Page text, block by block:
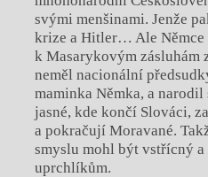
svými menšinami. Jenže
krize a Hitler… Ale Němce
k Masarykovým zásluhám
neměl nacionální
maminka Němka, a narodil
jasné, kde končí Slováci,
a pokračují Moravané.
smyslu mohl být vstřícný a
uprchlíkům.